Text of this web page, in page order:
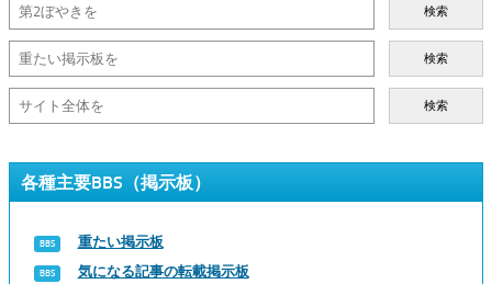
検索
検索
検索
各種主要BBS（掲示板）
重たい掲示板
気になる記事の転載掲示板